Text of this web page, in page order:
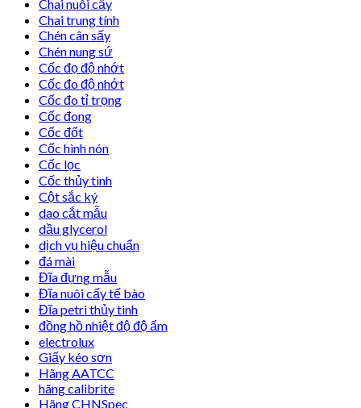
Chai nuôi cấy
Chai trung tính
Chén cân sấy
Chén nung sứ
Cốc đọ độ nhớt
Cốc đo độ nhớt
Cốc đo tỉ trọng
Cốc đong
Cốc đốt
Cốc hình nón
Cốc lọc
Cốc thủy tinh
Cột sắc ký
dao cắt mẫu
dầu glycerol
dịch vụ hiệu chuẩn
đá mài
Đĩa đựng mẫu
Đĩa nuôi cấy tế bào
Đĩa petri thủy tinh
đồng hồ nhiệt độ độ ẩm
electrolux
Giấy kéo sơn
Hãng AATCC
hãng calibrite
Hãng CHNSpec